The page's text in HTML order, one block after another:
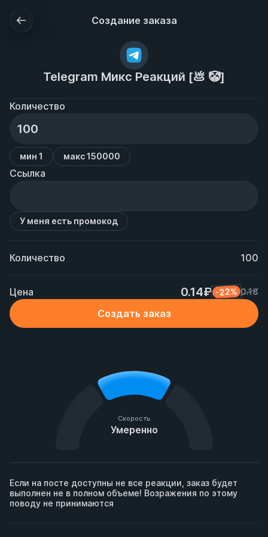
Создание заказа
Telegram Микс Реакций [💩 🤡]
Количество
мин 1 макс 150000
Ссылка
У меня есть промокод
Количество 100
Цена 0.14₽ -22% 0.18
Создать заказ
Скорость
Умеренно
Если на посте доступны не все реакции, заказ будет
выполнен не в полном объеме! Возражения по этому
поводу не принимаются